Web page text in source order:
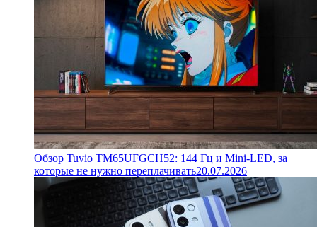
Обзор Tuvio TM65UFGCH52: 144 Гц и Mini-LED, за
которые не нужно переплачивать20.07.2026